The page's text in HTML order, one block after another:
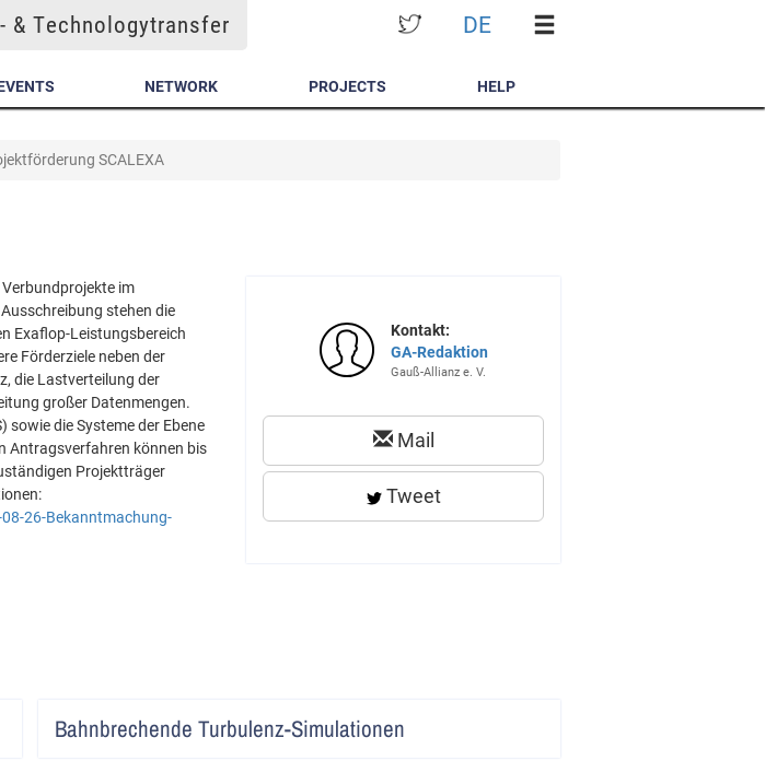
& Technologytransfer DE
NETWORK PROJECTS HELP
SCALEXA
im
stehen die
Exaflop-Leistungsbereich
Förderziele neben der
die Lastverteilung der
großer Datenmengen.
sowie die Systeme der Ebene
Antragsverfahren können bis
Projektträger
26-Bekanntmachung-
Kontakt:
GA-Redaktion
Gauß-Allianz e. V.
Mail
Tweet
Bahnbrechende Turbulenz-Simulationen